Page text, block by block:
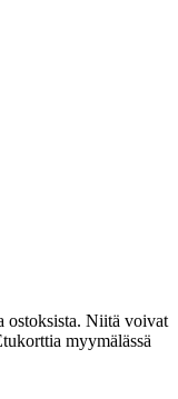
ostoksista. Niitä voivat
myymälässä